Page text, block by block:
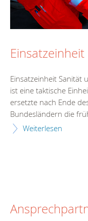
Einsatzeinheit
Einsatzeinheit Sanität
ist eine taktische
ersetzte nach Ende
Bundesländern die
Weiterlesen